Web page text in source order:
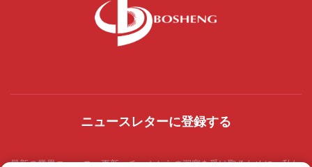
ニュースレターに登録する
最新の業界ニュース、更新、チームからの洞察を受け取るために、私た